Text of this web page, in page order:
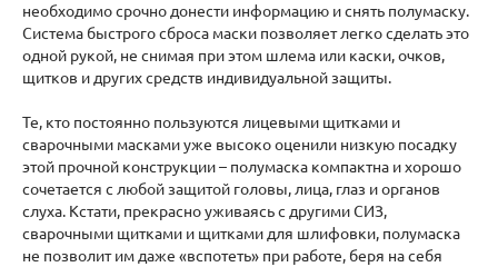
необходимо срочно донести информацию и снять полумаску.
Система быстрого сброса маски позволяет легко сделать это
одной рукой, не снимая при этом шлема или каски, очков,
щитков и других средств индивидуальной защиты.
Те, кто постоянно пользуются лицевыми щитками и
сварочными масками уже высоко оценили низкую посадку
этой прочной конструкции – полумаска компактна и хорошо
сочетается с любой защитой головы, лица, глаз и органов
слуха. Кстати, прекрасно уживаясь с другими СИЗ,
сварочными щитками и щитками для шлифовки, полумаска
не позволит им даже «вспотеть» при работе, беря на себя